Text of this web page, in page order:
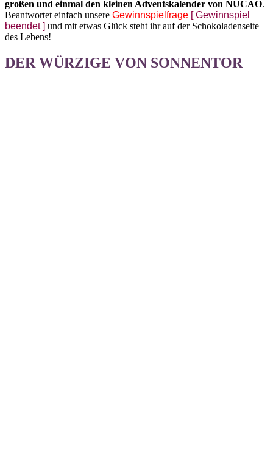
großen und einmal den kleinen Adventskalender von NUCAO.
Beantwortet einfach unsere Gewinnspielfrage [ Gewinnspiel
beendet ] und mit etwas Glück steht ihr auf der Schokoladenseite
des Lebens!
DER WÜRZIGE VON SONNENTOR